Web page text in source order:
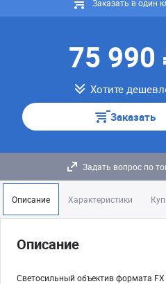
Заказать в один
75 990
Хотите
Заказать
Задать вопрос по
Описание Характеристики
Описание
Светосильный объектив формата FX